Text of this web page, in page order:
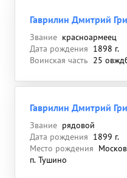
Гаврилин Дмитрий
Звание красноармеец
Дата рождения 1898 г.
Воинская часть 25
Гаврилин Дмитрий
Звание рядовой
Дата рождения 1899 г.
Место рождения
п. Тушино